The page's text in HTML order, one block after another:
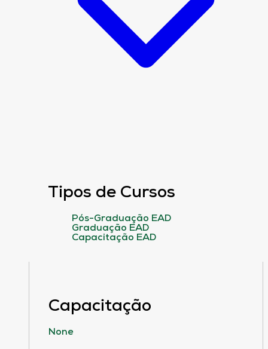
Tipos de Cursos
Pós-Graduação EAD
Graduação EAD
Capacitação EAD
Capacitação
None